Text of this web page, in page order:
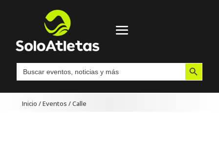
Buscar: Botón de búsqueda
Inicio /Eventos /Calle